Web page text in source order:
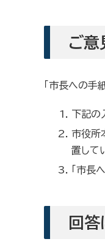
ご意
「市長への手
下記の
市役所
置して
「市長
回答